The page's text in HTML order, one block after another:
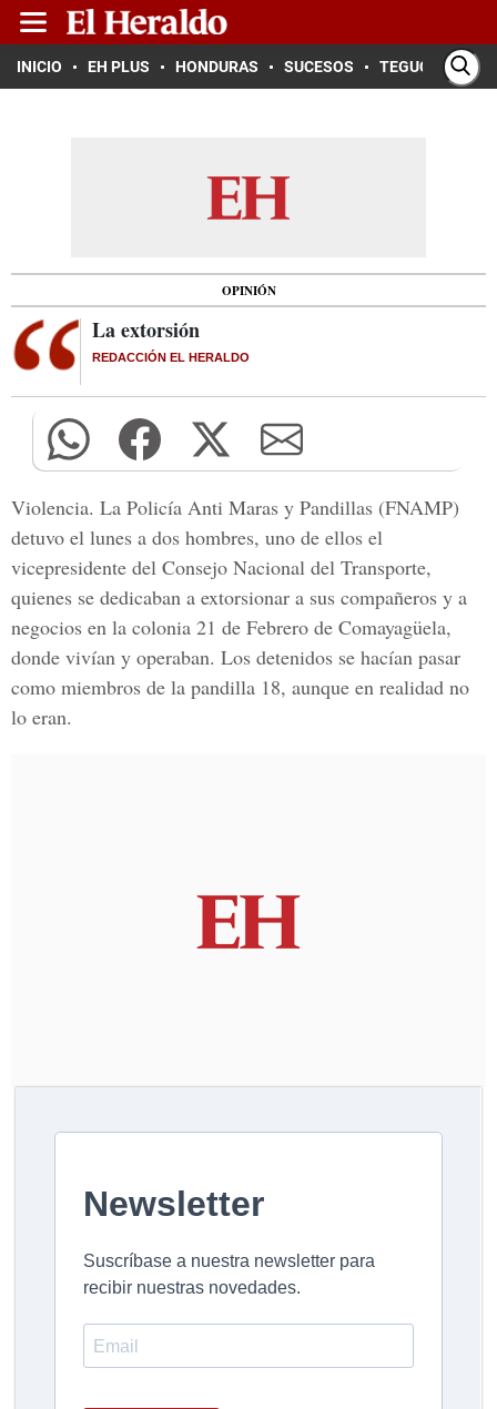
INICIO EH PLUS HONDURAS SUCESOS TEGUCIGALPA
OPINIÓN
La extorsión
REDACCIÓN EL HERALDO
Violencia. La Policía Anti Maras y Pandillas (FNAMP)
detuvo el lunes a dos hombres, uno de ellos el
vicepresidente del Consejo Nacional del Transporte,
quienes se dedicaban a extorsionar a sus compañeros y a
negocios en la colonia 21 de Febrero de Comayagüela,
donde vivían y operaban. Los detenidos se hacían pasar
como miembros de la pandilla 18, aunque en realidad no
lo eran.